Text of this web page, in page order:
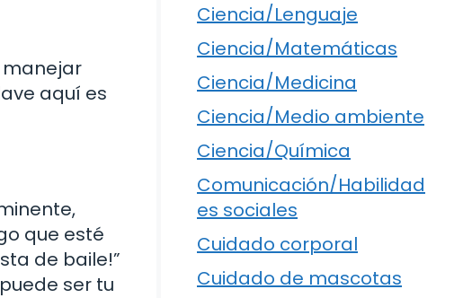
manejar
aquí es
que esté
de baile!”
ser tu
Ciencia/Lenguaje
Ciencia/Matemáticas
Ciencia/Medicina
Ciencia/Medio ambiente
Ciencia/Química
Comunicación/Habilidad
es sociales
Cuidado corporal
Cuidado de mascotas